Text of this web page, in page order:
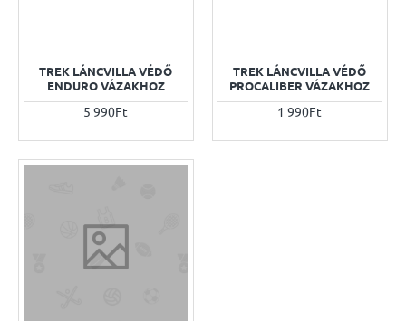
TREK LÁNCVILLA VÉDŐ
ENDURO VÁZAKHOZ
5 990Ft
TREK LÁNCVILLA VÉDŐ
PROCALIBER VÁZAKHOZ
1 990Ft